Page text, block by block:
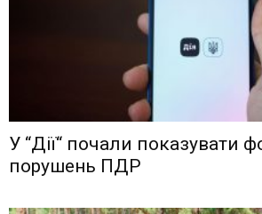
У “Дії“ почали показувати
порушень ПДР